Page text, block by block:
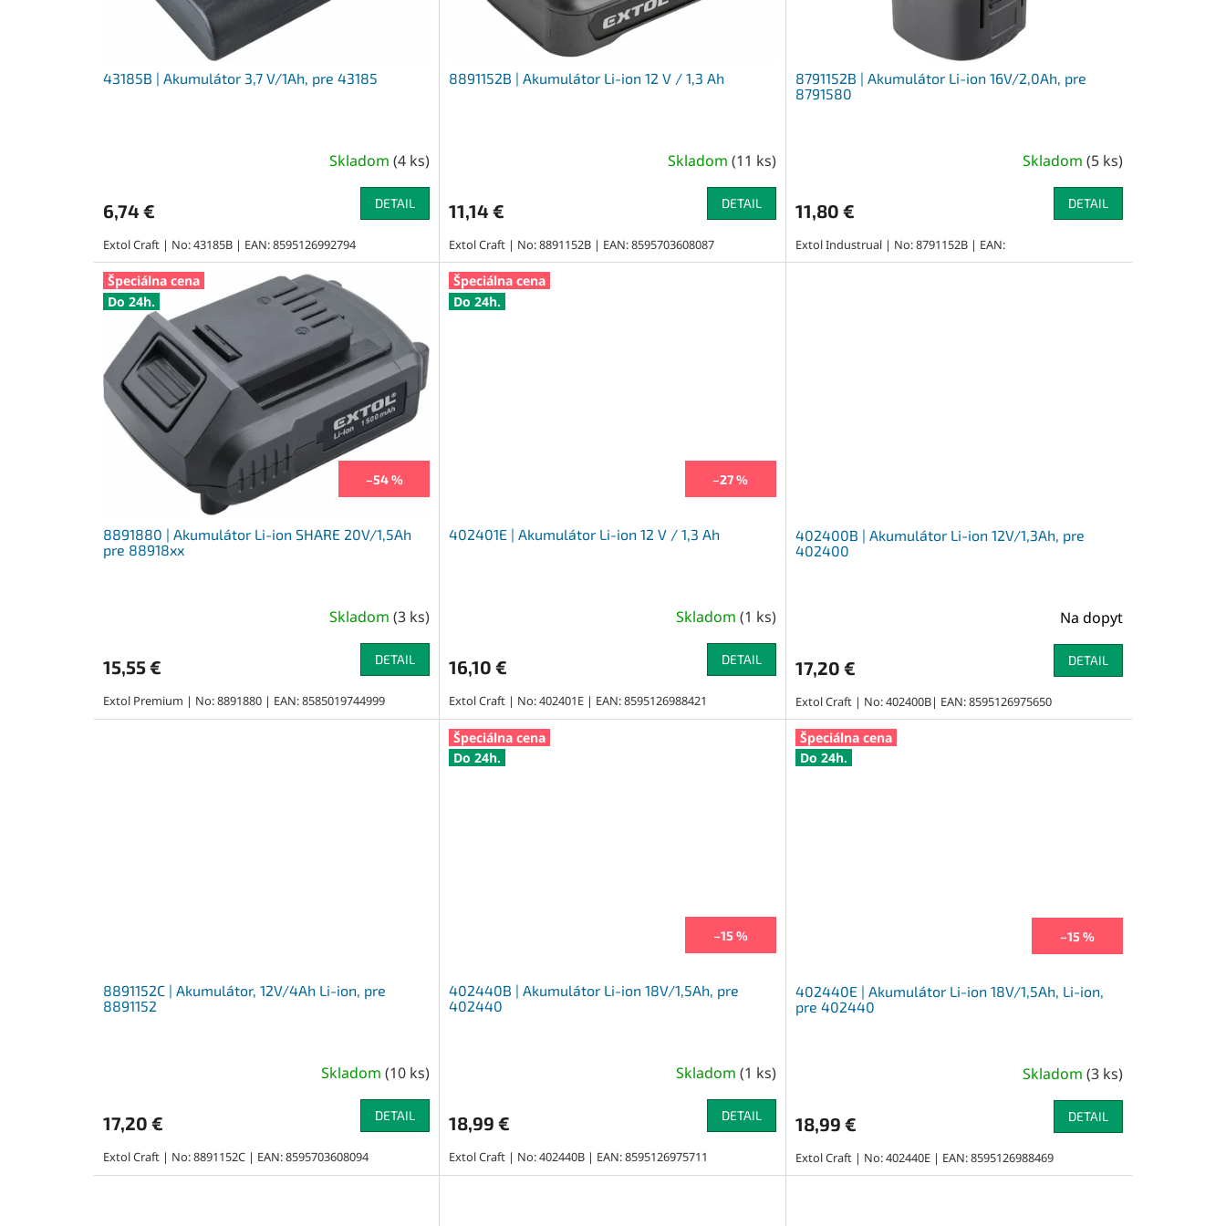
43185B | Akumulátor 3,7 V/1Ah, pre 43185
Skladom(4 ks)
6,74 € DETAIL
Extol Craft | No: 43185B | EAN: 8595126992794
8891152B | Akumulátor Li-ion 12 V / 1,3 Ah
Skladom (11 ks)
11,14 € DETAIL
Extol Craft | No: 8891152B | EAN: 8595703608087
8791152B | Akumulátor Li-ion 16V/2,0Ah, pre
8791580
Skladom (5 ks)
11,80 € DETAIL
Extol Industrual | No: 8791152B | EAN:
Špeciálna cena
Do 24h.
–54 %
8891880 | Akumulátor Li-ion SHARE 20V/1,5Ah
pre 88918xx
Skladom(3 ks)
15,55 € DETAIL
Extol Premium | No: 8891880 | EAN: 8585019744999
Špeciálna cena
Do 24h.
–27 %
402401E | Akumulátor Li-ion 12 V / 1,3 Ah
Skladom (1 ks)
16,10 € DETAIL
Extol Craft | No: 402401E | EAN: 8595126988421
402400B | Akumulátor Li-ion 12V/1,3Ah, pre
402400
Na dopyt
17,20 € DETAIL
Extol Craft | No: 402400B| EAN: 8595126975650
8891152C | Akumulátor, 12V/4Ah Li-ion, pre
8891152
Skladom(10 ks)
17,20 € DETAIL
Extol Craft | No: 8891152C | EAN: 8595703608094
Špeciálna cena
Do 24h.
–15 %
402440B | Akumulátor Li-ion 18V/1,5Ah, pre
402440
Skladom (1 ks)
18,99 € DETAIL
Extol Craft | No: 402440B | EAN: 8595126975711
Špeciálna cena
Do 24h.
–15 %
402440E | Akumulátor Li-ion 18V/1,5Ah, Li-ion,
pre 402440
Skladom (3 ks)
18,99 € DETAIL
Extol Craft | No: 402440E | EAN: 8595126988469